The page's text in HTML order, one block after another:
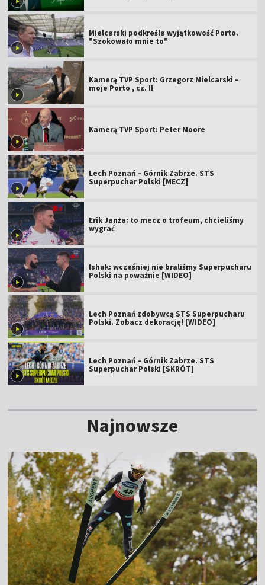
Mielcarski podkreśla wyjątkowość Porto.
"Szokowało mnie to"
Kamerą TVP Sport: Grzegorz Mielcarski –
moje Porto , cz. II
Kamerą TVP Sport: Peter Moore
Lech Poznań – Górnik Zabrze. STS
Superpuchar Polski [MECZ]
Erik Janża: to mecz o trofeum, chcieliśmy
wygrać
Ishak: wcześniej nie braliśmy Superpucharu
Polski na poważnie [WIDEO]
Lech Poznań zdobywcą STS Superpucharu
Polski. Zobacz dekorację! [WIDEO]
Lech Poznań – Górnik Zabrze. STS
Superpuchar Polski [SKRÓT]
Najnowsze